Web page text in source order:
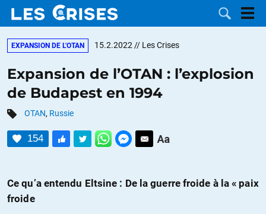
LES
DOSSIERS
CATÉGORIES
EXPANSION DE L'OTAN 15.2.2022 // Les Crises
Expansion de l’OTAN : l’explosion
de Budapest en 1994
OTAN, Russie
154
Ce qu’a entendu Eltsine : De la guerre froide à la « paix
froide